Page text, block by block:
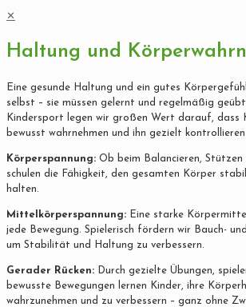
✕
Haltung und
Eine gesunde Haltung und ein gutes
selbst – sie müssen gelernt und regelmäßig
Kindersport legen wir großen Wert darauf, dass
bewusst wahrnehmen und ihn gezielt kontrollieren
Körperspannung: Ob beim Balancieren, Stützen
schulen die Fähigkeit, den gesamten Körper
halten.
Mittelkörperspannung: Eine starke
jede Bewegung. Spielerisch fördern wir Bauch-
um Stabilität und Haltung zu verbessern.
Gerader Rücken: Durch gezielte Übungen,
bewusste Bewegungen lernen Kinder, ihre
wahrzunehmen und zu verbessern – ganz ohne